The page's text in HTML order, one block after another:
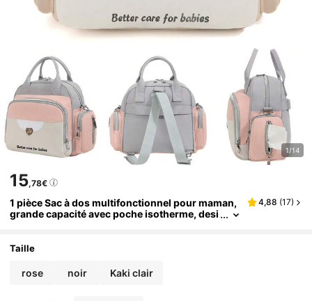
1/14
15,78€
1 pièce Sac à dos multifonctionnel pour maman,
grande capacité avec poche isotherme, desi
ur les mamans
4,88 (17)
Taille
rose noir Kaki clair